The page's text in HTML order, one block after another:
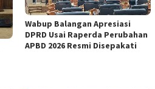
Wabup Balangan Apresiasi
DPRD Usai Raperda Perubahan
APBD 2026 Resmi Disepakati